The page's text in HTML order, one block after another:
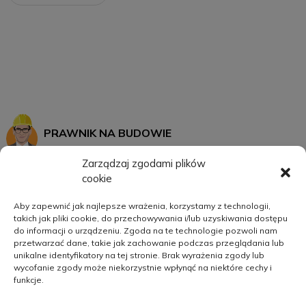
Zarządzaj zgodami plików
cookie
Aby zapewnić jak najlepsze wrażenia, korzystamy z technologii,
takich jak pliki cookie, do przechowywania i/lub uzyskiwania dostępu
do informacji o urządzeniu. Zgoda na te technologie pozwoli nam
przetwarzać dane, takie jak zachowanie podczas przeglądania lub
unikalne identyfikatory na tej stronie. Brak wyrażenia zgody lub
wycofanie zgody może niekorzystnie wpłynąć na niektóre cechy i
funkcje.
PRAWNIK NA BUDOWIE
SZKOLENIA
O MNIE
KATEGORIE
REGULAMIN
POLITYKA PRYWATNOŚCI